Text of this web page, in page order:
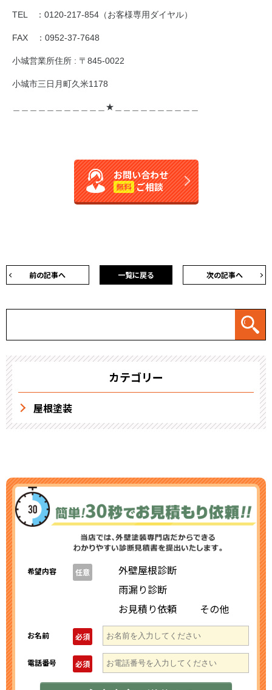
TEL ：0120-217-854（お客様専用ダイヤル）
FAX ：0952-37-7648
小城営業所住所 : 〒845-0022
小城市三日月町久米1178
＿＿＿＿＿＿＿＿＿＿＿★＿＿＿＿＿＿＿＿＿＿
お問い合わせ
無料 ご相談
前の記事へ 次の記事へ
一覧に戻る
カテゴリー
屋根塗装
希望内容 任意
外壁屋根診断
雨漏り診断
お見積り依頼
その他
お名前 必須
電話番号 必須